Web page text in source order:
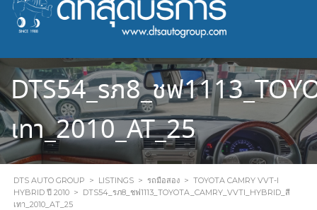
DTS54_รภ8_ชฟ
เทา_2010_AT_25
DTS AUTO GROUP > LISTINGS > รถมือสอง > TOYOTA CAMRY VVT-I
HYBRID ปี 2010 > DTS54_รภ8_ชฟ1113_TOYOTA_CAMRY_VVTI_HYBRID_สี
เทา_2010_AT_25